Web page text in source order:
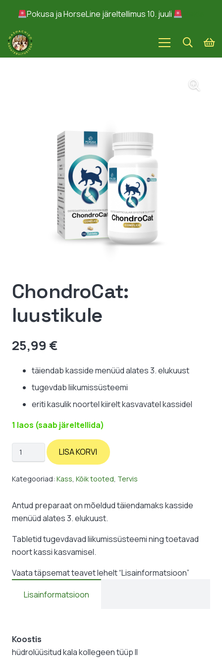
Pokusa ja HorseLine järeltellimus 10. juuli
ChondroCat:
luustikule
25,99 €
täiendab kasside menüüd alates 3. elukuust
tugevdab liikumissüsteemi
eriti kasulik noortel kiirelt kasvavatel kassidel
1 laos (saab järeltellida)
ChondroCat:
luustikule
kogus
LISA KORVI
Kategooriad: Kass, Kõik tooted, Tervis
Antud preparaat on mõeldud täiendamaks kasside
menüüd alates 3. elukuust.
Tabletid tugevdavad liikumissüsteemi ning toetavad
noort kassi kasvamisel.
Vaata täpsemat teavet lehelt “Lisainformatsioon”
Lisainformatsioon
Koostis
hüdrolüüsitud kala kollegeen tüüp II